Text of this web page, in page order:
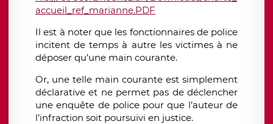
accueil_ref_marianne.PDF
Il est à noter que les fonctionnaires de police
incitent de temps à autre les victimes à ne
déposer qu’une main courante.
Or, une telle main courante est simplement
déclarative et ne permet pas de déclencher
une enquête de police pour que l’auteur de
l’infraction soit poursuivi en justice.